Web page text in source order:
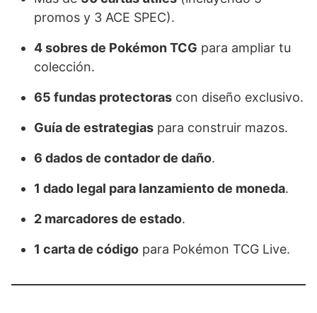
promos y 3 ACE SPEC).
4 sobres de Pokémon TCG para ampliar tu
colección.
65 fundas protectoras con diseño exclusivo.
Guía de estrategias para construir mazos.
6 dados de contador de daño.
1 dado legal para lanzamiento de moneda.
2 marcadores de estado.
1 carta de código para Pokémon TCG Live.